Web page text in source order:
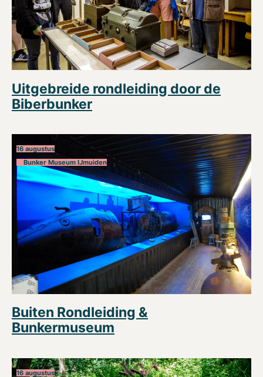
Uitgebreide rondleiding door de
Biberbunker
16 augustus
Bunker Museum IJmuiden
Buiten Rondleiding &
Bunkermuseum
16 augustus